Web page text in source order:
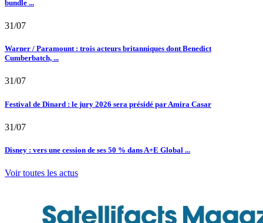
bundle ...
31/07
Warner / Paramount : trois acteurs britanniques dont Benedict
Cumberbatch, ...
31/07
Festival de Dinard : le jury 2026 sera présidé par Amira Casar
31/07
Disney : vers une cession de ses 50 % dans A+E Global ...
Voir toutes les actus